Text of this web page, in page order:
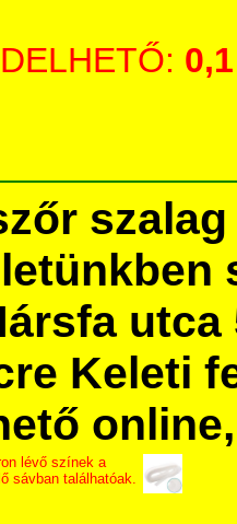
0,1
utca
Keleti
lévő színek a
sávban találhatóak.